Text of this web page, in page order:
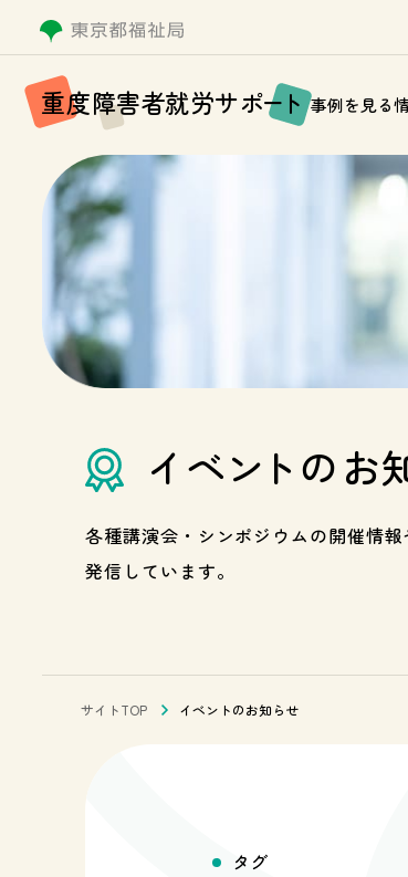
重度障害者就労サポート 事例を見る
イ ベントのお
各種講演会・シンポジウムの開催情
発信しています。
サイトTOP イベントのお知らせ
タグ